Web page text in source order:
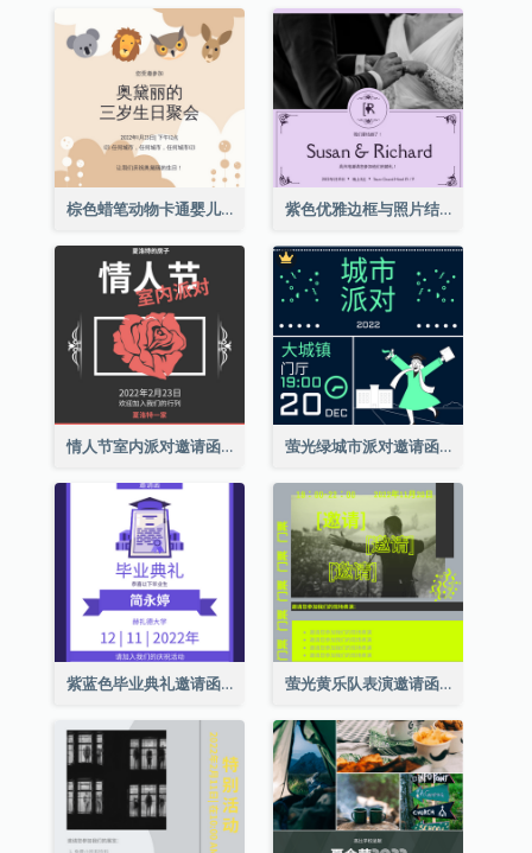
棕色蜡笔动物卡通婴儿生日邀请 紫色优雅边框与照片结婚请柬
情人节室内派对邀请函 萤光绿城市派对邀请函
紫蓝色毕业典礼邀请函 萤光黄乐队表演邀请函